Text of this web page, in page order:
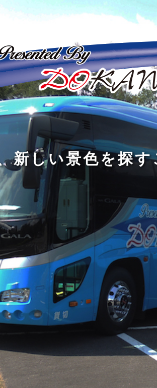
旅の過程
新しい景色を探す
げるものは3つあ
私は旅を
旅の過程
た大人の中にも、
るのは到着するた
旅は真の知